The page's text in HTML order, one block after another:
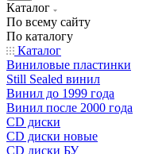
Каталог
По всему сайту
По каталогу
Каталог
Виниловые пластинки
Still Sealed винил
Винил до 1999 года
Винил после 2000 года
CD диски
CD диски новые
CD диски БУ